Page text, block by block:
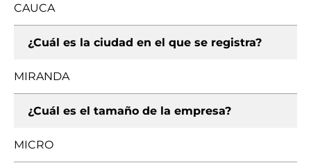
CAUCA
¿Cuál es la ciudad en el que se registra?
MIRANDA
¿Cuál es el tamaño de la empresa?
MICRO